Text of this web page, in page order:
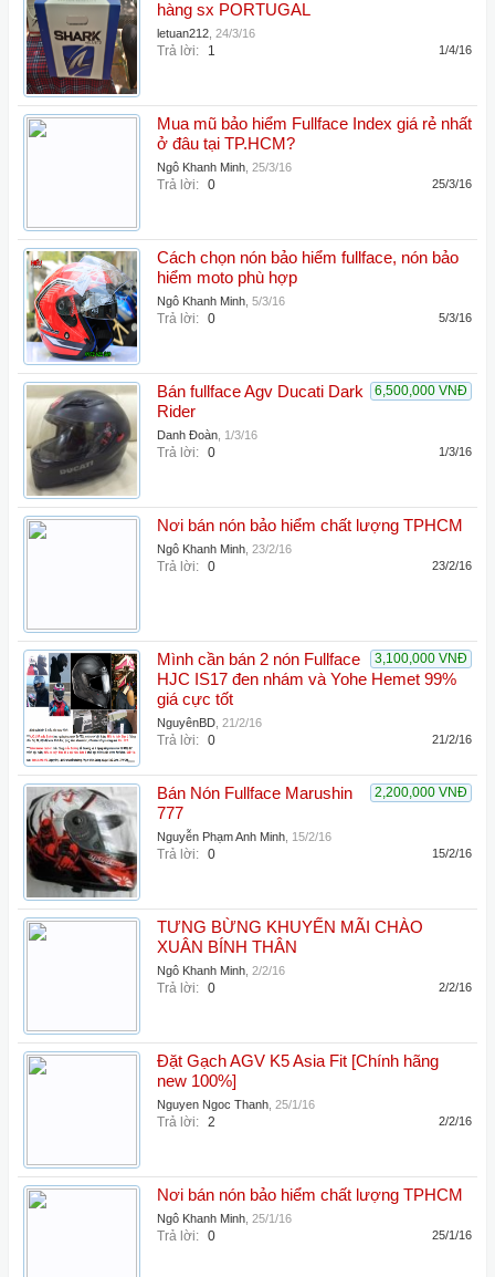
hàng sx PORTUGAL
letuan212 24/3/16
Trả lời: 1 1/4/16
Mua mũ bảo hiểm Fullface Index giá rẻ nhất
ở đâu tại TP.HCM?
Ngô Khanh Minh 25/3/16
Trả lời: 0 25/3/16
Cách chọn nón bảo hiểm fullface, nón bảo
hiểm moto phù hợp
Ngô Khanh Minh 5/3/16
Trả lời: 0 5/3/16
6,500,000 VNĐ
Bán fullface Agv Ducati Dark
Rider
Danh Đoàn 1/3/16
Trả lời: 0 1/3/16
Nơi bán nón bảo hiểm chất lượng TPHCM
Ngô Khanh Minh 23/2/16
Trả lời: 0 23/2/16
3,100,000 VNĐ
Mình cần bán 2 nón Fullface
HJC IS17 đen nhám và Yohe Hemet 99%
giá cực tốt
NguyênBD 21/2/16
Trả lời: 0 21/2/16
2,200,000 VNĐ
Bán Nón Fullface Marushin
777
Nguyễn Phạm Anh Minh 15/2/16
Trả lời: 0 15/2/16
TƯNG BỪNG KHUYẾN MÃI CHÀO
XUÂN BÍNH THÂN
Ngô Khanh Minh 2/2/16
Trả lời: 0 2/2/16
Đặt Gạch AGV K5 Asia Fit [Chính hãng
new 100%]
Nguyen Ngoc Thanh 25/1/16
Trả lời: 2 2/2/16
Nơi bán nón bảo hiểm chất lượng TPHCM
Ngô Khanh Minh 25/1/16
Trả lời: 0 25/1/16